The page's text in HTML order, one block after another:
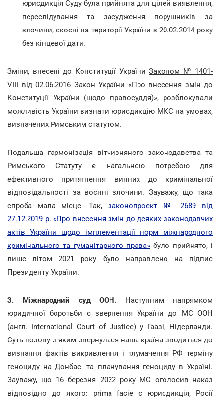
юрисдикція Суду була прийнята для цілей виявлення,
переслідування та засудження порушників за
злочини, скоєні на території України з 20.02.2014 року
без кінцевої дати.
Зміни, внесені до Конституції УкраїниЗаконом № 1401-
VIII від 02.06.2016 Закон України «Про внесення змін до
Конституції України (щодо правосуддя)», розблокували
можливість України визнати юрисдикцію МКС на умовах,
визначених Римським статутом.
Подальша гармонізація вітчизняного законодавства та
Римського Статуту є нагальною потребою для
ефективного притягнення винних до кримінальної
відповідальності за воєнні злочини. Зауважу, що така
спроба мала місце. Так, законопроект № 2689 від
27.12.2019 р. «Про внесення змін до деяких законодавчих
актів України щодо імплементації норм міжнародного
кримінального та гуманітарного права» було прийнято, і
лише літом 2021 року було направлено на підпис
Президенту України.
3. Міжнародний суд ООН. Наступним напрямком
юридичної боротьби є звернення України до МС ООН
(англ. International Court of Justice) у Гаазі, Нідерланди.
Суть позову з яким звернулася наша країна зводиться до
визнання фактів викривлення і тлумачення РФ терміну
геноциду на Донбасі та планування геноциду в Україні.
Зауважу, що 16 березня 2022 року МС оголосив наказ
відповідно до якого: prima facie є юрисдикція, Росії